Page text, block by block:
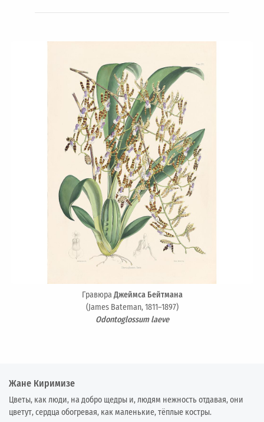
ГравюраДжеймса Бейтмана
(James Bateman, 1811–1897)
Odontoglossum laeve
Жане Киримизе
Цветы, как люди, на добро щедры и, людям нежность отдавая, они
цветут, сердца обогревая, как маленькие, тёплые костры.